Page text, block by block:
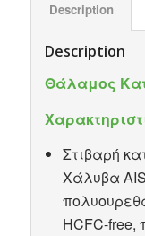
Description
Description
Θάλαμος
Στιβαρή
Χάλυβα
HCFC-free,